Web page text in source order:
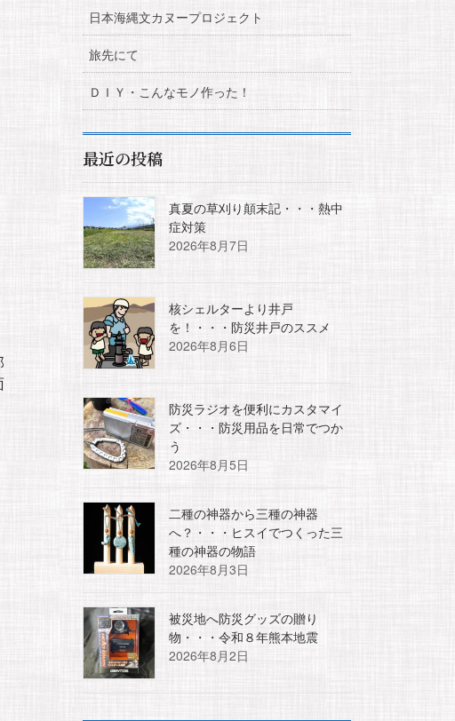
日本海縄文カヌープロジェクト
旅先にて
ＤＩＹ・こんなモノ作った！
最近の投稿
真夏の草刈り顛末記・・・熱中
症対策
2026年8月7日
核シェルターより井戸
を！・・・防災井戸のススメ
2026年8月6日
防災ラジオを便利にカスタマイ
ズ・・・防災用品を日常でつか
う
2026年8月5日
二種の神器から三種の神器
へ？・・・ヒスイでつくった三
種の神器の物語
2026年8月3日
被災地へ防災グッズの贈り
物・・・令和８年熊本地震
2026年8月2日